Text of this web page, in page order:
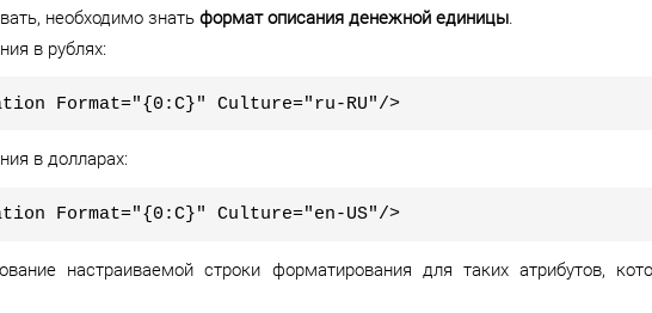
необходимо знать формат описания денежной единицы.
в рублях:
Format="{0:C}" Culture="ru-RU"/>
в долларах:
Format="{0:C}" Culture="en-US"/>
настраиваемой строки форматирования для таких атрибутов,